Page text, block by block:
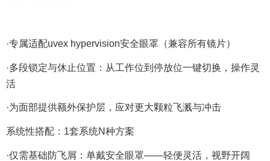
·专属适配uvex hypervision安全眼罩（兼容所有镜片）
·多段锁定与休止位置：从工作位到停放位一键切换，操作灵
活
·为面部提供额外保护层，应对更大颗粒飞溅与冲击
系统性搭配：1套系统N种方案
·仅需基础防飞屑：单戴安全眼罩——轻便灵活，视野开阔